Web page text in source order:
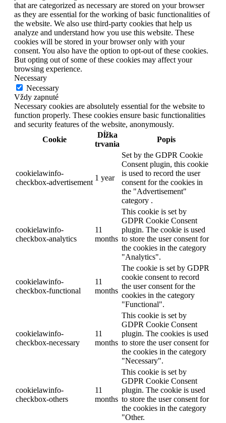
that are categorized as necessary are stored on your browser
as they are essential for the working of basic functionalities of
the website. We also use third-party cookies that help us
analyze and understand how you use this website. These
cookies will be stored in your browser only with your
consent. You also have the option to opt-out of these cookies.
But opting out of some of these cookies may affect your
browsing experience.
Necessary
Necessary
Vždy zapnuté
Necessary cookies are absolutely essential for the website to
function properly. These cookies ensure basic functionalities
and security features of the website, anonymously.
Cookie
Dĺžka
trvania
Popis
cookielawinfo-
checkbox-advertisement
1 year
Set by the GDPR Cookie
Consent plugin, this cookie
is used to record the user
consent for the cookies in
the "Advertisement"
category .
cookielawinfo-
checkbox-analytics
11
months
This cookie is set by
GDPR Cookie Consent
plugin. The cookie is used
to store the user consent for
the cookies in the category
"Analytics".
cookielawinfo-
checkbox-functional
11
months
The cookie is set by GDPR
cookie consent to record
the user consent for the
cookies in the category
"Functional".
cookielawinfo-
checkbox-necessary
11
months
This cookie is set by
GDPR Cookie Consent
plugin. The cookies is used
to store the user consent for
the cookies in the category
"Necessary".
cookielawinfo-
checkbox-others
11
months
This cookie is set by
GDPR Cookie Consent
plugin. The cookie is used
to store the user consent for
the cookies in the category
"Other.